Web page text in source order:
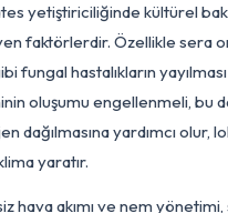
Bitkinin adeta bir
makro ve mikro
miktarda (pH ve EC
ürün kalitesini maksimize
Kültürel